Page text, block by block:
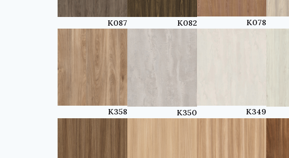
K078
K082
K087
K349
K350
K358